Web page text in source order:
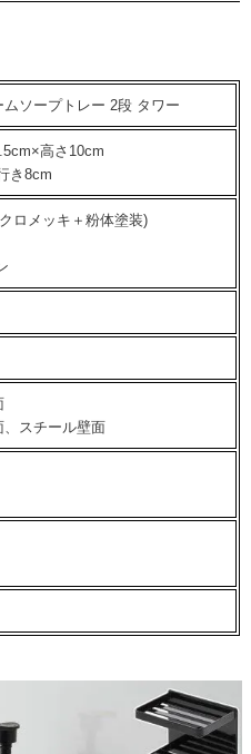
ソープトレー 2段 タワー
高さ10cm
き8cm
ロメッキ＋粉体塗装)
スチール壁面